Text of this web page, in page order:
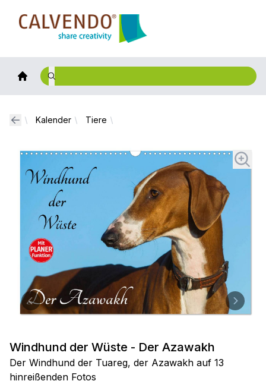
Calvendo
Kalender Tiere
Windhund der Wüste - Der Azawakh
Der Windhund der Tuareg, der Azawakh auf 13
hinreißenden Fotos